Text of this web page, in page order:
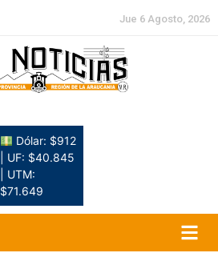
Jue 6 Agosto, 2026
Dólar: $912
| UF: $40.845
| UTM:
$71.649